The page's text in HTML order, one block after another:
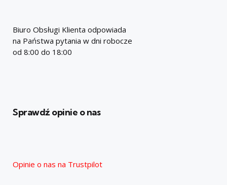
Biuro Obsługi Klienta odpowiada
na Państwa pytania w dni robocze
od 8:00 do 18:00
Sprawdź opinie o nas
Opinie o nas na Trustpilot